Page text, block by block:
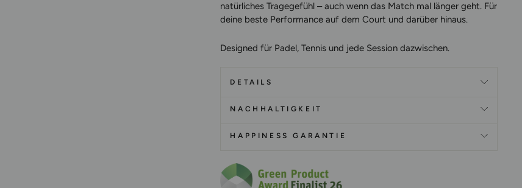
natürliches Tragegefühl – auch wenn das Match mal länger geht. Für
deine beste Performance auf dem Court und darüber hinaus.
Designed für Padel, Tennis und jede Session dazwischen.
DETAILS
NACHHALTIGKEIT
HAPPINESS GARANTIE